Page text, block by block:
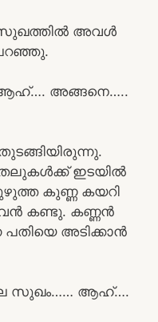
അവൾ
അങ്ങനെ…..
ഇടയിൽ
കുണ്ണ കയറി
കണ്ടു. കണ്ണൻ
അടിക്കാൻ
സുഖം…… ആഹ്….